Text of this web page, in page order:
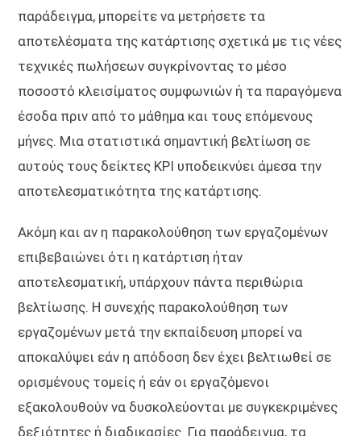
παράδειγμα, μπορείτε να μετρήσετε τα
αποτελέσματα της κατάρτισης σχετικά με τις νέες
τεχνικές πωλήσεων συγκρίνοντας το μέσο
ποσοστό κλεισίματος συμφωνιών ή τα παραγόμενα
έσοδα πριν από το μάθημα και τους επόμενους
μήνες. Μια στατιστικά σημαντική βελτίωση σε
αυτούς τους δείκτες KPI υποδεικνύει άμεσα την
αποτελεσματικότητα της κατάρτισης.
Ακόμη και αν η παρακολούθηση των εργαζομένων
επιβεβαιώνει ότι η κατάρτιση ήταν
αποτελεσματική, υπάρχουν πάντα περιθώρια
βελτίωσης. Η συνεχής παρακολούθηση των
εργαζομένων μετά την εκπαίδευση μπορεί να
αποκαλύψει εάν η απόδοση δεν έχει βελτιωθεί σε
ορισμένους τομείς ή εάν οι εργαζόμενοι
εξακολουθούν να δυσκολεύονται με συγκεκριμένες
δεξιότητες ή διαδικασίες. Για παράδειγμα, τα